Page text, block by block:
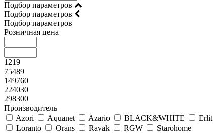
Подбор параметров
Подбор параметров
Подбор параметров
Розничная цена
1219
75489
149760
224030
298300
Производитель
Azori
Aquanet Azario BLACK&WHITE
Erlit
Loranto
Orans Ravak RGW
Starohome